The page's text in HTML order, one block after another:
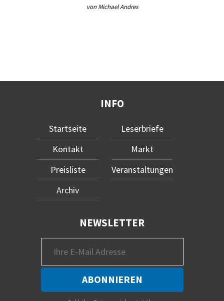
von Michael Andres
INFO
Startseite
Kontakt
Preisliste
Archiv
Leserbriefe
Markt
Veranstaltungen
NEWSLETTER